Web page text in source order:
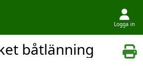
Logga in
båtlänning